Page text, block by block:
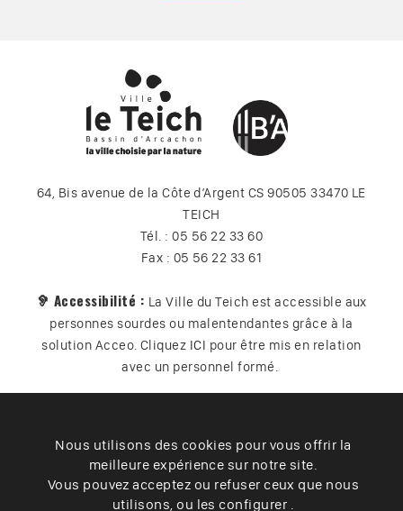
64, Bis avenue de la Côte d’Argent CS 90505 33470 LE
TEICH
Tél. : 05 56 22 33 60
Fax : 05 56 22 33 61
🦻 Accessibilité : La Ville du Teich est accessible aux
personnes sourdes ou malentendantes grâce à la
solution Acceo. Cliquez ICI pour être mis en relation
avec un personnel formé.
Plan du site Contact Vos données
Cookies
Accessibilité
Nous utilisons des cookies pour vous offrir la
meilleure expérience sur notre site.
Vous pouvez acceptez ou refuser ceux que nous
utilisons, ou les configurer .